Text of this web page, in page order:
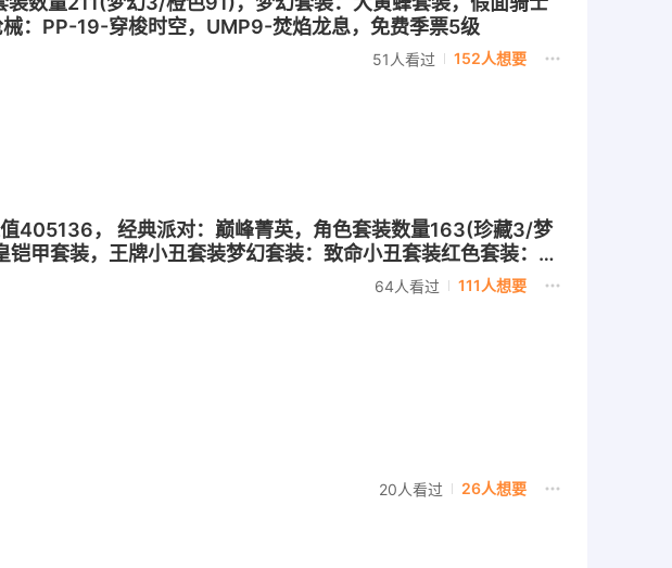
：PP-19-穿梭时空，UMP9-焚焰龙息，免费季票5级
51人看过 152人想要
405136， 经典派对：巅峰菁英，角色套装数量163(珍藏3/梦
甲套装，王牌小丑套装梦幻套装：致命小丑套装红色套装：齐
192-五行之帝皇，红色枪械：AUG-键刃潮音，Galil-熵核
息，免费季票196级
64人看过 111人想要
20人看过 26人想要